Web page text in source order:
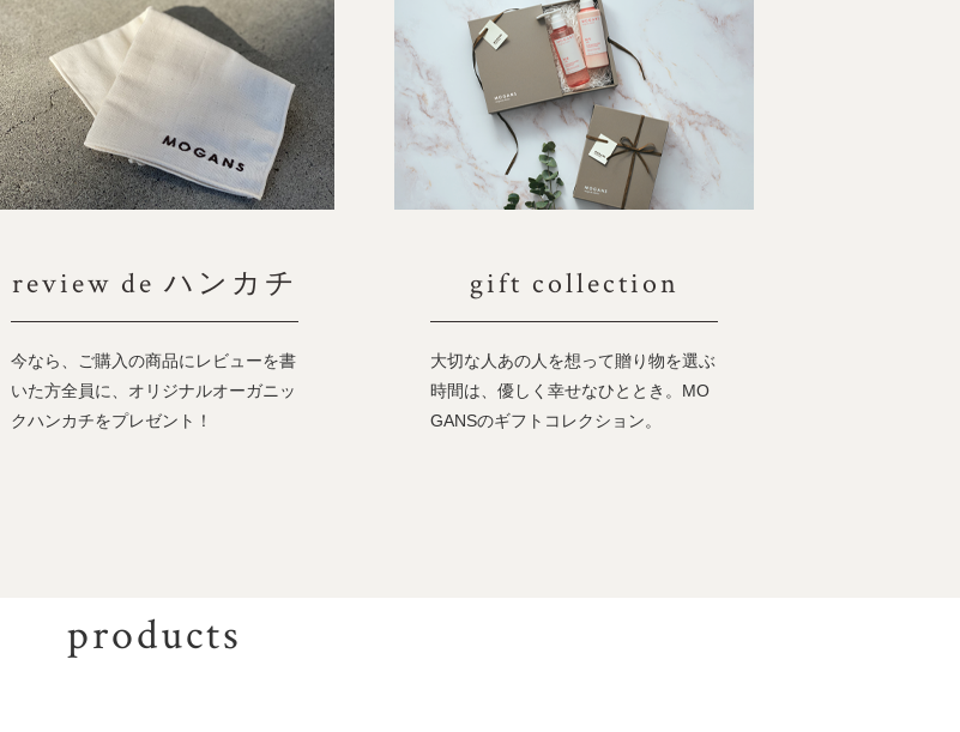
review de ハンカチ
今なら、ご購入の商品にレビューを書
いた方全員に、オリジナルオーガニッ
クハンカチをプレゼント！
gift collection
大切な人あの人を想って贈り物を選ぶ
時間は、優しく幸せなひととき。MO
GANSのギフトコレクション。
products